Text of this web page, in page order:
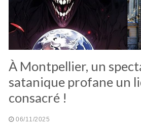
À Montpellier, un
satanique profane un
consacré !
06/11/2025